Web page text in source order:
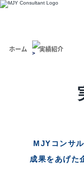
ホーム 実績紹介
MJYコンサ
成果をあげた